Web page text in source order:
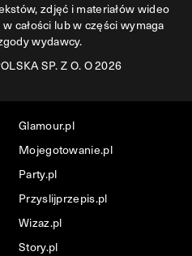
zdjęć i materiałów wideo
całości lub w części wymaga
wydawcy.
SP. Z O. O 2026
Glamour.pl
Mojegotowanie.pl
Party.pl
Przyslijprzepis.pl
Wizaz.pl
Story.pl